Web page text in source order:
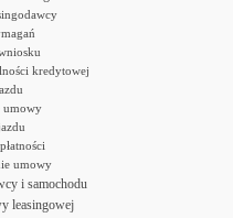
kredytowej
umowy
umowy
i samochodu
leasingowej